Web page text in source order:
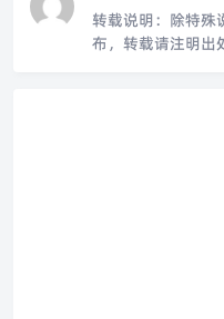
转载说明： 除特殊
布，转载请注明出